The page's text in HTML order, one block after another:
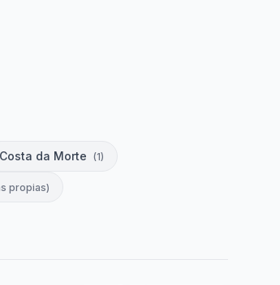
Costa da Morte (1)
propias)